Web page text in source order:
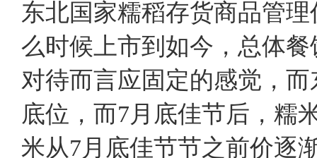
东北国家糯稻存货商品管
么时候上市到如今，总体
对待而言应固定的感觉，
底位，而7月底佳节后，糯
米从7月底佳节节之前价逐